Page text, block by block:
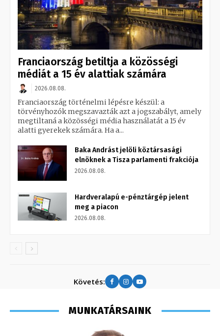
Franciaország betiltja a közösségi
médiát a 15 év alattiak számára
2026.08.08.
Franciaország történelmi lépésre készül: a
törvényhozók megszavazták azt a jogszabályt, amely
megtiltaná a közösségi média használatát a 15 év
alatti gyerekek számára. Ha a...
Baka Andrást jelöli köztársasági
elnöknek a Tisza parlamenti frakciója
2026.08.08.
Hardveralapú e-pénztárgép jelent
meg a piacon
2026.08.08.
Követés:
MUNKATÁRSAINK